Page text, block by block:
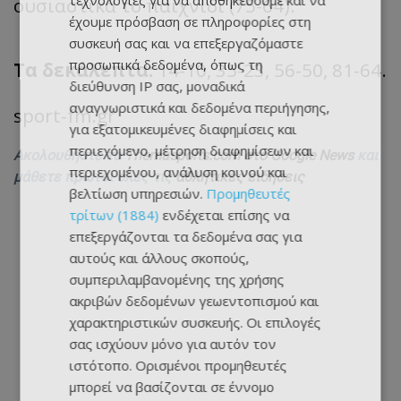
ουσιαστικά το παιχνίδι (75-64).
Τα δεκάλεπτα:14-10, 35-23, 56-50, 81-64.
sport-fm.gr
Ακολουθήστε τοThemasports.com στο Google News
μάθετε πρώτοι όλες τιςαθλητικές ειδήσεις
έχουμε πρόσβαση σε πληροφορίες στη
συσκευή σας και να επεξεργαζόμαστε
προσωπικά δεδομένα, όπως τη
διεύθυνση IP σας, μοναδικά
αναγνωριστικά και δεδομένα περιήγησης,
για εξατομικευμένες διαφημίσεις και
περιεχόμενο, μέτρηση διαφημίσεων και
περιεχομένου, ανάλυση κοινού και
βελτίωση υπηρεσιών. Προμηθευτές
τρίτων (1884) ενδέχεται επίσης να
επεξεργάζονται τα δεδομένα σας για
αυτούς και άλλους σκοπούς,
συμπεριλαμβανομένης της χρήσης
ακριβών δεδομένων γεωεντοπισμού και
χαρακτηριστικών συσκευής. Οι επιλογές
σας ισχύουν μόνο για αυτόν τον
ιστότοπο. Ορισμένοι προμηθευτές
μπορεί να βασίζονται σε έννομο